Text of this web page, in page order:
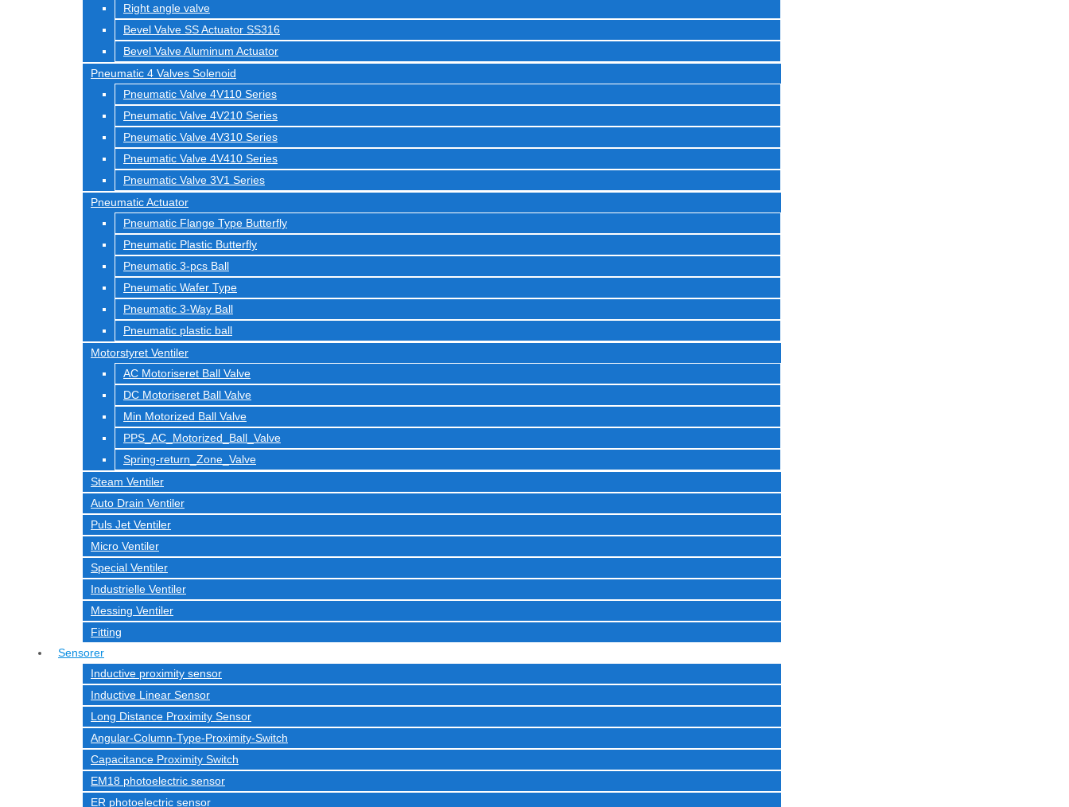
Right angle valve
Bevel Valve SS Actuator SS316
Bevel Valve Aluminum Actuator
Pneumatic 4 Valves Solenoid
Pneumatic Valve 4V110 Series
Pneumatic Valve 4V210 Series
Pneumatic Valve 4V310 Series
Pneumatic Valve 4V410 Series
Pneumatic Valve 3V1 Series
Pneumatic Actuator
Pneumatic Flange Type Butterfly
Pneumatic Plastic Butterfly
Pneumatic 3-pcs Ball
Pneumatic Wafer Type
Pneumatic 3-Way Ball
Pneumatic plastic ball
Motorstyret Ventiler
AC Motoriseret Ball Valve
DC Motoriseret Ball Valve
Min Motorized Ball Valve
PPS_AC_Motorized_Ball_Valve
Spring-return_Zone_Valve
Steam Ventiler
Auto Drain Ventiler
Puls Jet Ventiler
Micro Ventiler
Special Ventiler
Industrielle Ventiler
Messing Ventiler
Fitting
Sensorer
Inductive proximity sensor
Inductive Linear Sensor
Long Distance Proximity Sensor
Angular-Column-Type-Proximity-Switch
Capacitance Proximity Switch
EM18 photoelectric sensor
ER photoelectric sensor